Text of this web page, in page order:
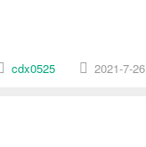
cdx0525 2021-7-26